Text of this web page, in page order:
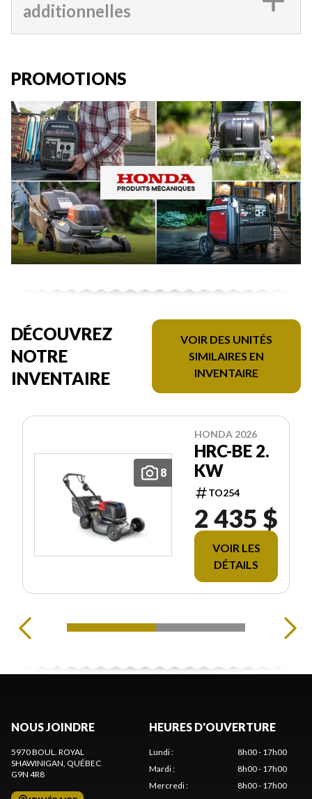
additionnelles
PROMOTIONS
DÉCOUVREZ
NOTRE
INVENTAIRE
VOIR DES UNITÉS
SIMILAIRES EN
INVENTAIRE
8
HONDA 2026
HRC-BE 2.
KW
TO254
2 435 $
VOIR LES
DÉTAILS
NOUS JOINDRE
5970 BOUL. ROYAL
SHAWINIGAN, QUÉBEC
G9N 4R8
HEURES D'OUVERTURE
Lundi:
8h00 - 17h00
Mardi:
8h00 - 17h00
Mercredi:
8h00 - 17h00